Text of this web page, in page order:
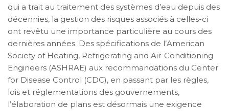
qui a trait au traitement des systèmes d’eau depuis des
décennies, la gestion des risques associés à celles-ci
ont revêtu une importance particulière au cours des
dernières années. Des spécifications de l’American
Society of Heating, Refrigerating and Air-Conditioning
Engineers (ASHRAE) aux recommandations du Center
for Disease Control (CDC), en passant par les règles,
lois et réglementations des gouvernements,
l’élaboration de plans est désormais une exigence